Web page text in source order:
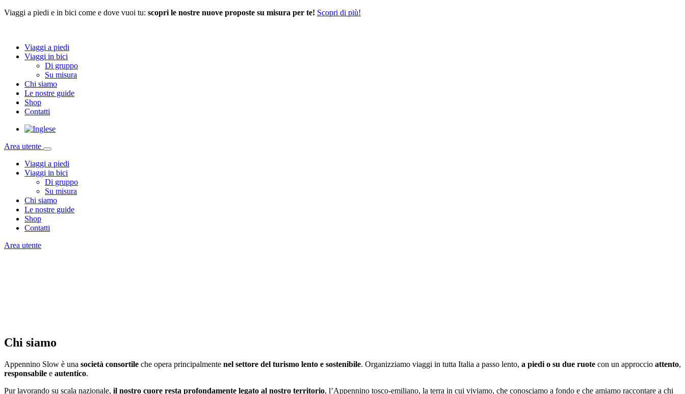
Viaggi a piedi e in bici come e dove vuoi tu: scopri le nostre nuove proposte su misura per te! Scopri di più!
Viaggi a piedi
Viaggi in bici
Di gruppo
Su misura
Chi siamo
Le nostre guide
Shop
Contatti
Area utente
Viaggi a piedi
Viaggi in bici
Di gruppo
Su misura
Chi siamo
Le nostre guide
Shop
Contatti
Area utente
Chi siamo
Appennino Slow è una società consortile che opera principalmente nel settore del turismo lento e sostenibile. Organizziamo viaggi in tutta Italia a passo lento, a piedi o su due ruote con un approccio attento,
responsabile e autentico.
Pur lavorando su scala nazionale, il nostro cuore resta profondamente legato al nostro territorio, l’Appennino tosco-emiliano, la terra in cui viviamo, che conosciamo a fondo e che amiamo raccontare a chi